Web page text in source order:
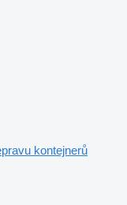
kontejnerů